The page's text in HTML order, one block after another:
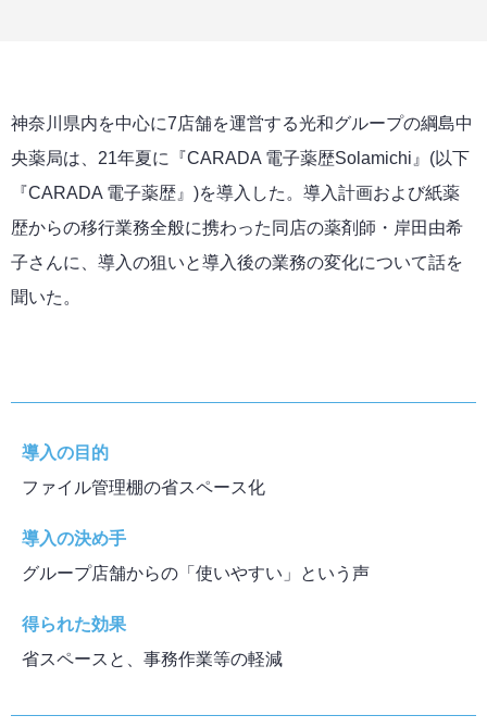
神奈川県内を中心に7店舗を運営する光和グループの綱島中
央薬局は、21年夏に『CARADA 電子薬歴Solamichi』(以下
『CARADA 電子薬歴』)を導入した。導入計画および紙薬
歴からの移行業務全般に携わった同店の薬剤師・岸田由希
子さんに、導入の狙いと導入後の業務の変化について話を
聞いた。
導入の目的
ファイル管理棚の省スペース化
導入の決め手
グループ店舗からの「使いやすい」という声
得られた効果
省スペースと、事務作業等の軽減